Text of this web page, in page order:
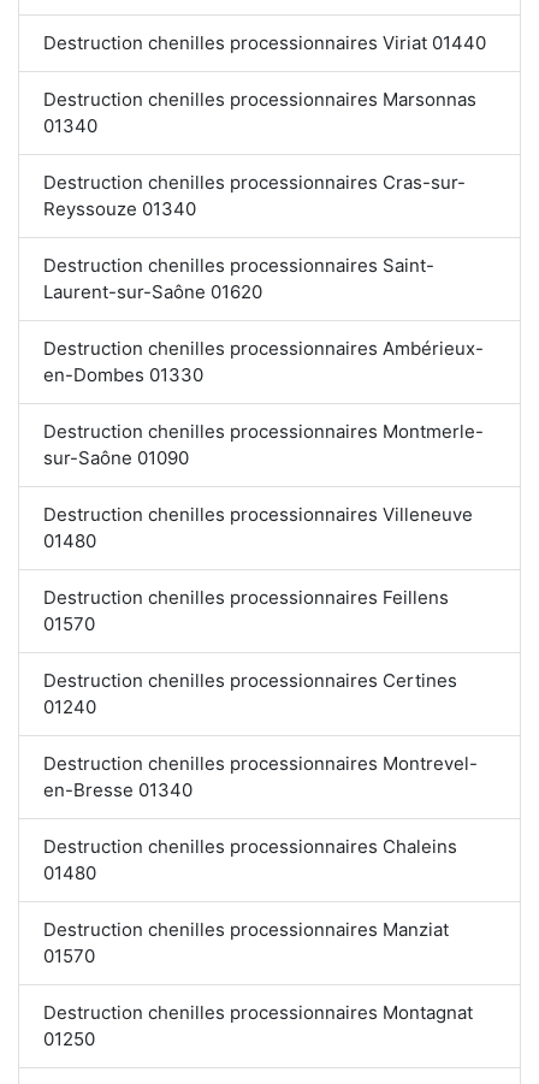
Destruction chenilles processionnaires Viriat 01440
Destruction chenilles processionnaires Marsonnas
01340
Destruction chenilles processionnaires Cras-sur-
Reyssouze 01340
Destruction chenilles processionnaires Saint-
Laurent-sur-Saône 01620
Destruction chenilles processionnaires Ambérieux-
en-Dombes 01330
Destruction chenilles processionnaires Montmerle-
sur-Saône 01090
Destruction chenilles processionnaires Villeneuve
01480
Destruction chenilles processionnaires Feillens
01570
Destruction chenilles processionnaires Certines
01240
Destruction chenilles processionnaires Montrevel-
en-Bresse 01340
Destruction chenilles processionnaires Chaleins
01480
Destruction chenilles processionnaires Manziat
01570
Destruction chenilles processionnaires Montagnat
01250